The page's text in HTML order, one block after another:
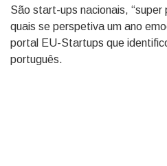
São start-ups nacionais, “super
quais se perspetiva um ano
portal EU-Startups que
português.